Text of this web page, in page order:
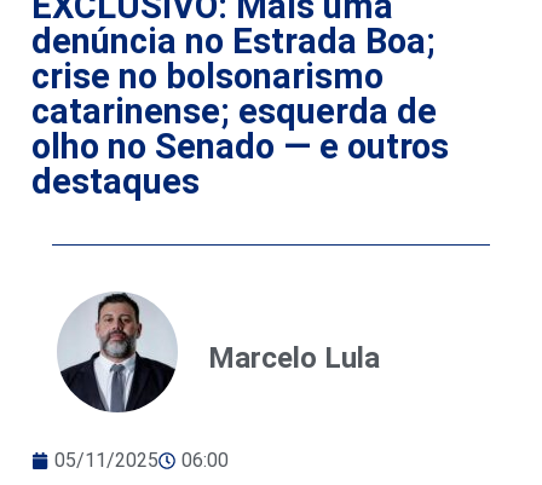
denúncia no Estrada Boa;
crise no bolsonarismo
catarinense; esquerda de
olho no Senado — e outros
destaques
Marcelo Lula
05/11/2025 06:00